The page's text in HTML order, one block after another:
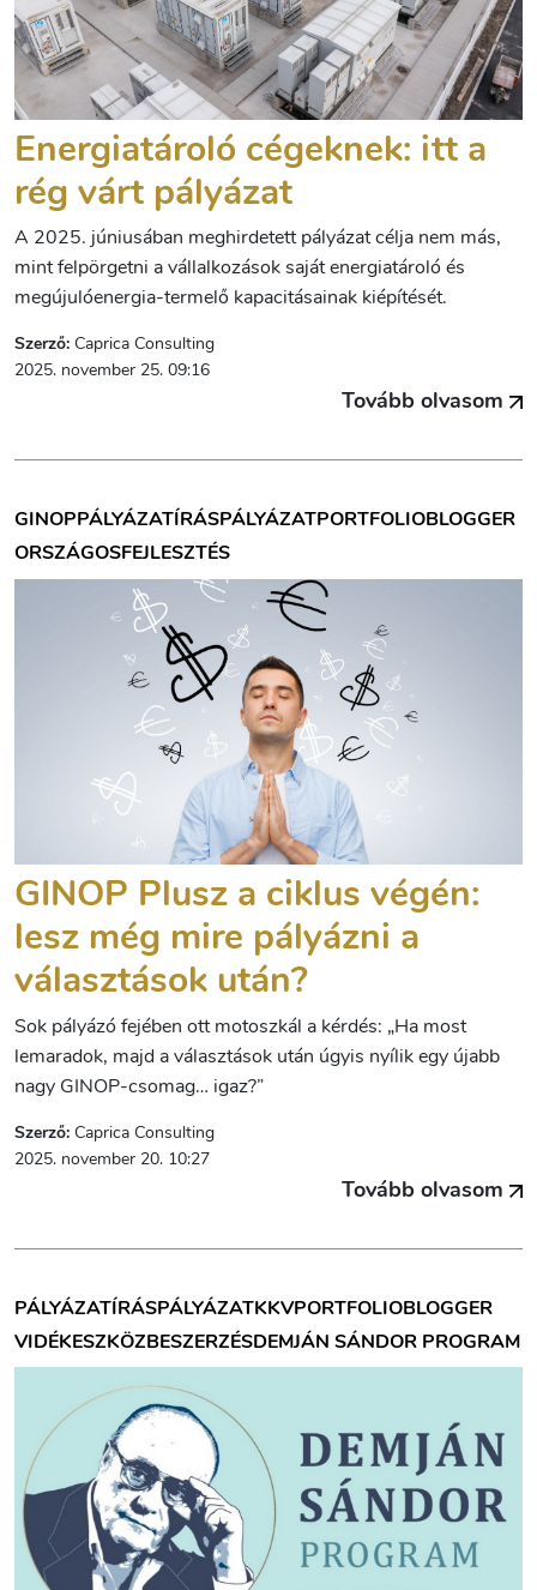
Energiatároló cégeknek: itt a
rég várt pályázat
A 2025. júniusában meghirdetett pályázat célja nem más,
mint felpörgetni a vállalkozások saját energiatároló és
megújulóenergia-termelő kapacitásainak kiépítését.
Szerző: Caprica Consulting
2025. november 25. 09:16
Tovább olvasom
GINOPPÁLYÁZATÍRÁSPÁLYÁZATPORTFOLIOBLOGGER
ORSZÁGOSFEJLESZTÉS
GINOP Plusz a ciklus végén:
lesz még mire pályázni a
választások után?
Sok pályázó fejében ott motoszkál a kérdés: „Ha most
lemaradok, majd a választások után úgyis nyílik egy újabb
nagy GINOP-csomag… igaz?”
Szerző: Caprica Consulting
2025. november 20. 10:27
Tovább olvasom
PÁLYÁZATÍRÁSPÁLYÁZATKKVPORTFOLIOBLOGGER
VIDÉKESZKÖZBESZERZÉSDEMJÁN SÁNDOR PROGRAM